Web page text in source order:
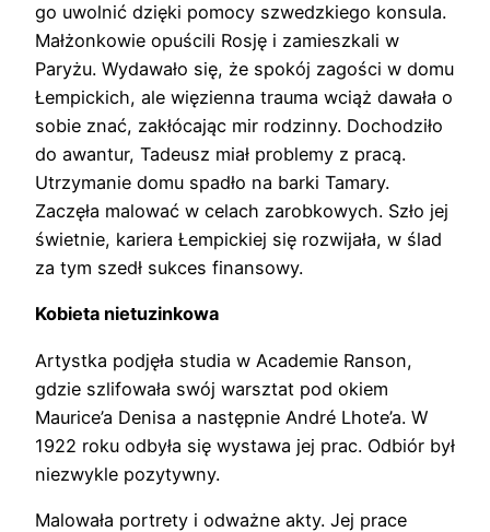
go uwolnić dzięki pomocy szwedzkiego konsula.
Małżonkowie opuścili Rosję i zamieszkali w
Paryżu. Wydawało się, że spokój zagości w domu
Łempickich, ale więzienna trauma wciąż dawała o
sobie znać, zakłócając mir rodzinny. Dochodziło
do awantur, Tadeusz miał problemy z pracą.
Utrzymanie domu spadło na barki Tamary.
Zaczęła malować w celach zarobkowych. Szło jej
świetnie, kariera Łempickiej się rozwijała, w ślad
za tym szedł sukces finansowy.
Kobieta nietuzinkowa
Artystka podjęła studia w Academie Ranson,
gdzie szlifowała swój warsztat pod okiem
Maurice’a Denisa a następnie André Lhote’a. W
1922 roku odbyła się wystawa jej prac. Odbiór był
niezwykle pozytywny.
Malowała portrety i odważne akty. Jej prace